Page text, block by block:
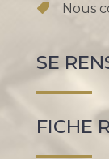
Nous
SE
FICHE